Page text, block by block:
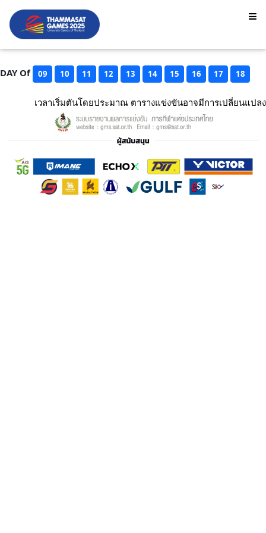
DAY Of 09 10 11 12 13 14 15 16 17 18
เวลาเริ่มตันโดยประมาณ ตารางแข่งขันอาจมีการเปลี่ยนแปลง